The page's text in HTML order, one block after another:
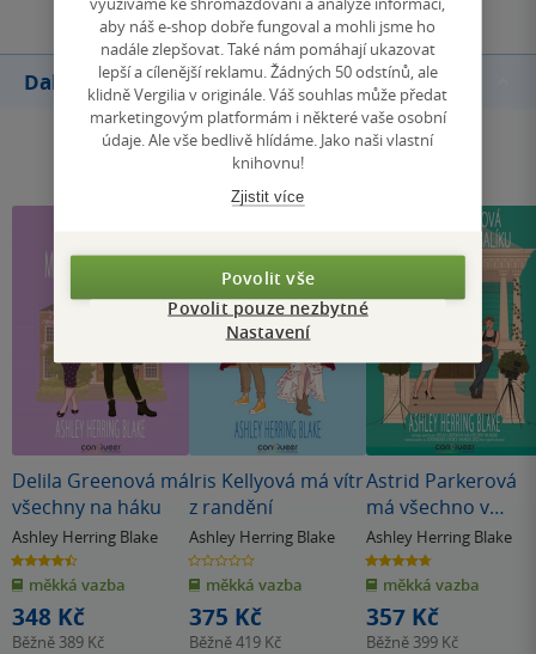
Další knihy autora
Delila Greenová má
všechny na háku
Ashley Herring Blake
4.5
z
5
hvězdiček
měkká vazba
348 Kč
Běžně 389 Kč
Iris Kellyová má vítr
z randění
Ashley Herring Blake
0.0
z
5
hvězdiček
měkká vazba
375 Kč
Běžně419 Kč
Astrid Parkerová
má všechno v
malíku
Ashley Herring Blake
4.7
z
5
hvězdiček
měkká vazba
357 Kč
Běžně 399 Kč
aby náš e-shop dobře fungoval a mohli jsme ho
nadále zlepšovat. Také nám pomáhají ukazovat
lepší a cílenější reklamu. Žádných 50 odstínů, ale
klidně Vergilia v originále. Váš souhlas může předat
marketingovým platformám i některé vaše osobní
údaje. Ale vše bedlivě hlídáme. Jako naši vlastní
knihovnu!
Zjistit více
Povolit vše
Povolit pouze nezbytné
Nastavení